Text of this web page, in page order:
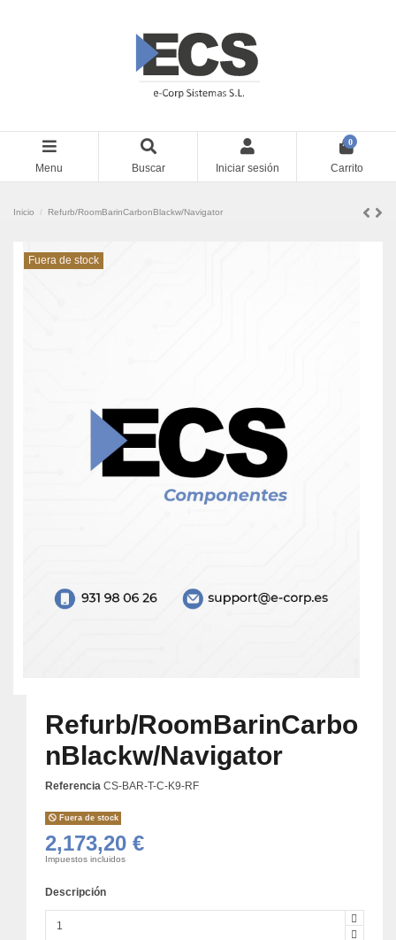
Menu Buscar Iniciar sesión
0
Carrito
Inicio Refurb/RoomBarinCarbonBlackw/Navigator
Fuera de stock
Refurb/RoomBarinCarbo
nBlackw/Navigator
Referencia CS-BAR-T-C-K9-RF
Fuera de stock
2,173,20 €
Impuestos incluidos
Descripción